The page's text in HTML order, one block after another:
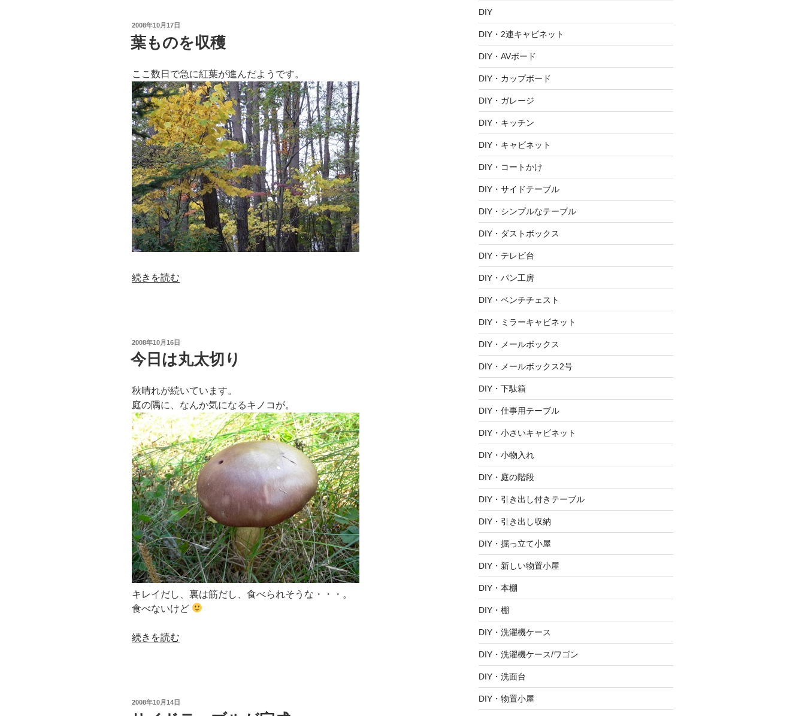
の
投
稿
日:
2008年10月17日
葉ものを収穫
ここ数日で急に紅葉が進んだようです。
“葉
の
続きを読む
投
稿
日:
2008年10月16日
今日は丸太切り
秋晴れが続いています。
庭の隅に、なんか気になるキノコが。
キレイだし、裏は筋だし、食べられそうな・・・。
食べないけど
“今
続きを読む
投
2008年10月14日
DIY
DIY・2連キャビネット
DIY・AVボード
DIY・カップボード
DIY・ガレージ
DIY・キッチン
DIY・キャビネット
DIY・コートかけ
DIY・サイドテーブル
DIY・シンプルなテーブル
DIY・ダストボックス
DIY・テレビ台
DIY・パン工房
DIY・ベンチチェスト
DIY・ミラーキャビネット
DIY・メールボックス
DIY・メールボックス2号
DIY・下駄箱
DIY・仕事用テーブル
DIY・小さいキャビネット
DIY・小物入れ
DIY・庭の階段
DIY・引き出し付きテーブル
DIY・引き出し収納
DIY・掘っ立て小屋
DIY・新しい物置小屋
DIY・本棚
DIY・棚
DIY・洗濯機ケース
DIY・洗濯機ケース/ワゴン
DIY・洗面台
DIY・物置小屋